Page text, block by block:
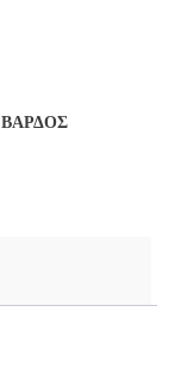
ΒΆΡΔΟΣ